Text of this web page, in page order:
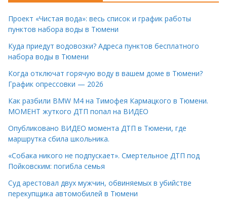
Проект «Чистая вода»: весь список и график работы
пунктов набора воды в Тюмени
Куда приедут водовозки? Адреса пунктов бесплатного
набора воды в Тюмени
Когда отключат горячую воду в вашем доме в Тюмени?
График опрессовки — 2026
Как разбили BMW M4 на Тимофея Кармацкого в Тюмени.
МОМЕНТ жуткого ДТП попал на ВИДЕО
Опубликовано ВИДЕО момента ДТП в Тюмени, где
маршрутка сбила школьника.
«Собака никого не подпускает». Смертельное ДТП под
Пойковским: погибла семья
Суд арестовал двух мужчин, обвиняемых в убийстве
перекупщика автомобилей в Тюмени